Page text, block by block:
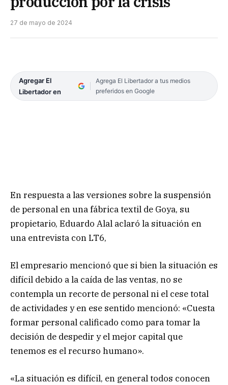
27 de mayo de 2024
Agregar El
Libertador en
Agrega El Libertador a tus medios
preferidos en Google
En respuesta a las versiones sobre la suspensión
de personal en una fábrica textil de Goya, su
propietario, Eduardo Alal aclaró la situación en
una entrevista con LT6,
El empresario mencionó que si bien la situación es
difícil debido a la caída de las ventas, no se
contempla un recorte de personal ni el cese total
de actividades y en ese sentido mencionó: «Cuesta
formar personal calificado como para tomar la
decisión de despedir y el mejor capital que
tenemos es el recurso humano».
«La situación es difícil, en general todos conocen